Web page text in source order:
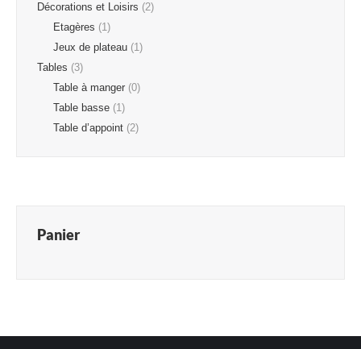
Décorations et Loisirs (2)
Etagères (1)
Jeux de plateau (1)
Tables (3)
Table à manger (0)
Table basse (1)
Table d’appoint (2)
Panier